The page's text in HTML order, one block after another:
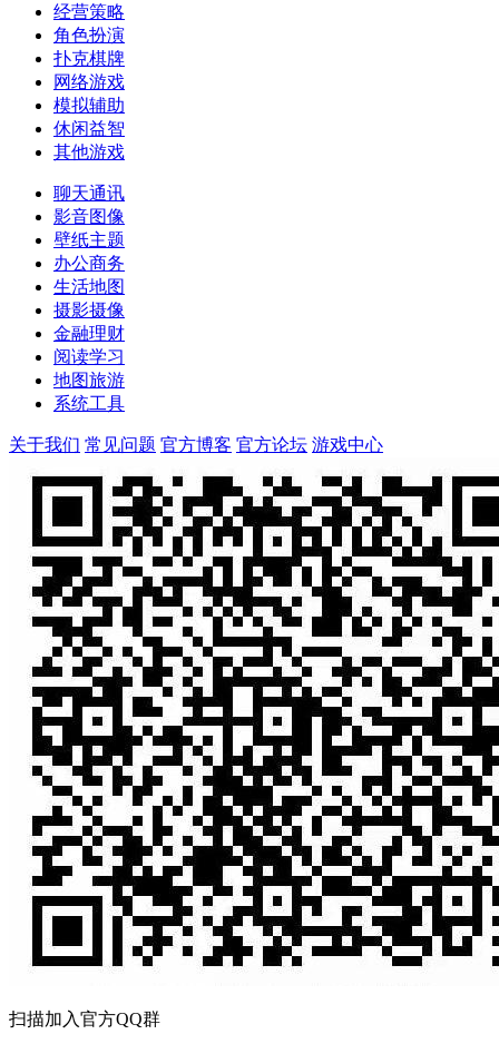
经营策略
角色扮演
扑克棋牌
网络游戏
模拟辅助
休闲益智
其他游戏
聊天通讯
影音图像
壁纸主题
办公商务
生活地图
摄影摄像
金融理财
阅读学习
地图旅游
系统工具
关于我们 常见问题 官方博客 官方论坛 游戏中心
扫描加入官方QQ群